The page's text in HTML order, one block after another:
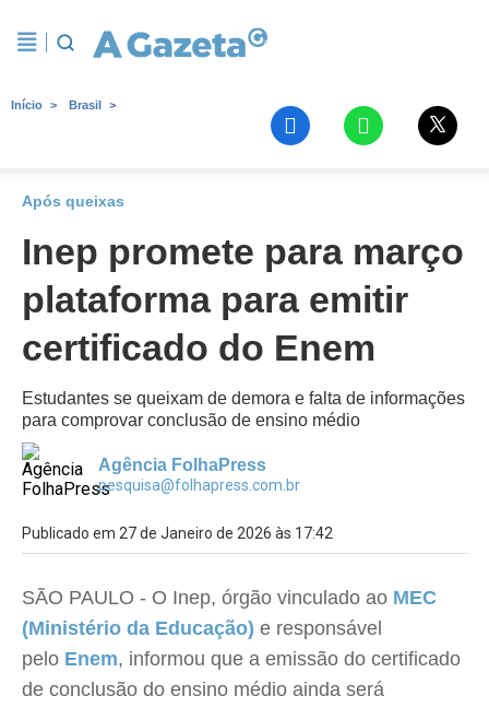
Início Brasil
Após queixas
Inep promete para março
plataforma para emitir
certificado do Enem
Estudantes se queixam de demora e falta de informações
para comprovar conclusão de ensino médio
Agência FolhaPress
pesquisa@folhapress.com.br
Publicado em 27 de Janeiro de 2026 às 17:42
SÃO PAULO - O Inep, órgão vinculado ao MEC
(Ministério da Educação) e responsável
pelo Enem, informou que a emissão do certificado
de conclusão do ensino médio ainda será